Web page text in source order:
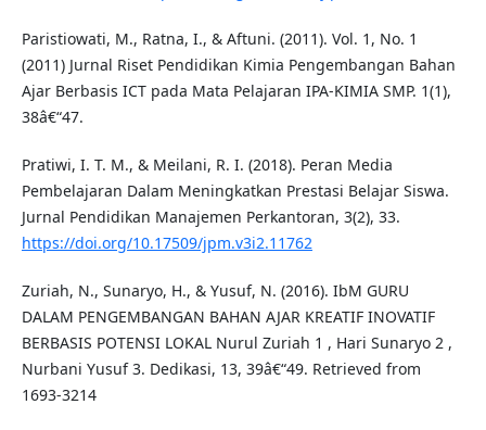
Paristiowati, M., Ratna, I., & Aftuni. (2011). Vol. 1, No. 1
(2011) Jurnal Riset Pendidikan Kimia Pengembangan Bahan
Ajar Berbasis ICT pada Mata Pelajaran IPA-KIMIA SMP. 1(1),
38â€“47.
Pratiwi, I. T. M., & Meilani, R. I. (2018). Peran Media
Pembelajaran Dalam Meningkatkan Prestasi Belajar Siswa.
Jurnal Pendidikan Manajemen Perkantoran, 3(2), 33.
https://doi.org/10.17509/jpm.v3i2.11762
Zuriah, N., Sunaryo, H., & Yusuf, N. (2016). IbM GURU
DALAM PENGEMBANGAN BAHAN AJAR KREATIF INOVATIF
BERBASIS POTENSI LOKAL Nurul Zuriah 1 , Hari Sunaryo 2 ,
Nurbani Yusuf 3. Dedikasi, 13, 39â€“49. Retrieved from
1693-3214